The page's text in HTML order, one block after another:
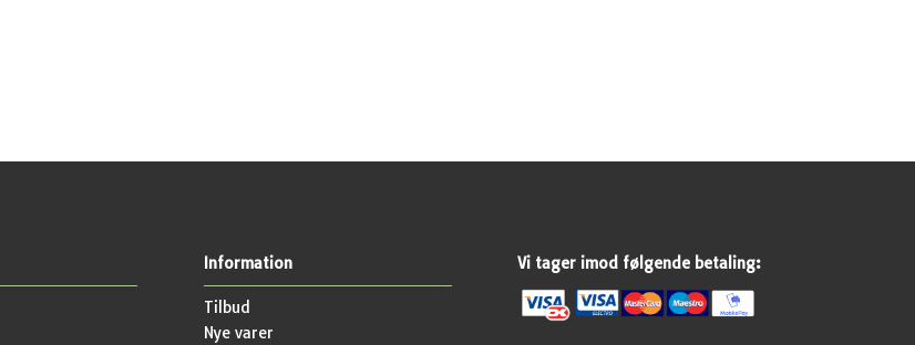
Information
Tilbud
Nye varer
Vi tager imod følgende betaling: